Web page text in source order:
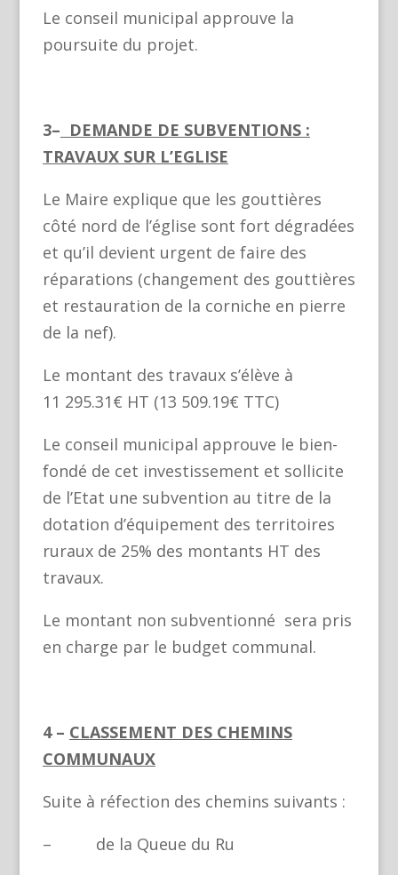
Le conseil municipal approuve la
poursuite du projet.
3– DEMANDE DE SUBVENTIONS :
TRAVAUX SUR L’EGLISE
Le Maire explique que les gouttières
côté nord de l’église sont fort dégradées
et qu’il devient urgent de faire des
réparations (changement des gouttières
et restauration de la corniche en pierre
de la nef).
Le montant des travaux s’élève à
11 295.31€ HT (13 509.19€ TTC)
Le conseil municipal approuve le bien-
fondé de cet investissement et sollicite
de l’Etat une subvention au titre de la
dotation d’équipement des territoires
ruraux de 25% des montants HT des
travaux.
Le montant non subventionné sera pris
en charge par le budget communal.
4 – CLASSEMENT DES CHEMINS
COMMUNAUX
Suite à réfection des chemins suivants :
– de la Queue du Ru